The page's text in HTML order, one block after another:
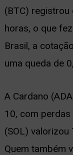
(BTC) registrou
horas, o que
Brasil, a
uma queda de
A Cardano
10, com perdas
(SOL) valorizou
Quem também